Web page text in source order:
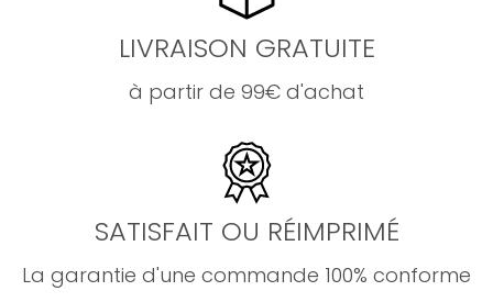
LIVRAISON GRATUITE
à partir de 99€ d'achat
SATISFAIT OU RÉIMPRIMÉ
La garantie d'une commande 100% conforme